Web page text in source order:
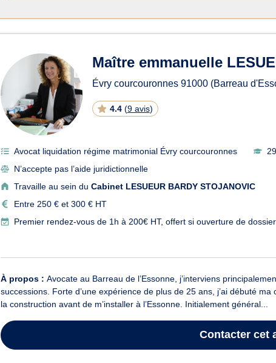
Maître emmanuelle
Évry courcouronnes 91000 (Barreau
4.4 (9 avis)
Avocat liquidation régime matrimonial Évry courcouronnes
N’accepte pas l’aide juridictionnelle
Travaille au sein du Cabinet LESUEUR BARDY STOJANOVIC
Entre 250 € et 300 € HT
Premier rendez-vous de 1h à 200€ HT, offert si ouverture de dossier
À propos : Avocate au Barreau de l’Essonne, j’interviens
successions. Forte d’une expérience de plus de 25 ans, j’ai débuté
la construction avant de m’installer à l’Essonne. Initialement général...
Contacter cet